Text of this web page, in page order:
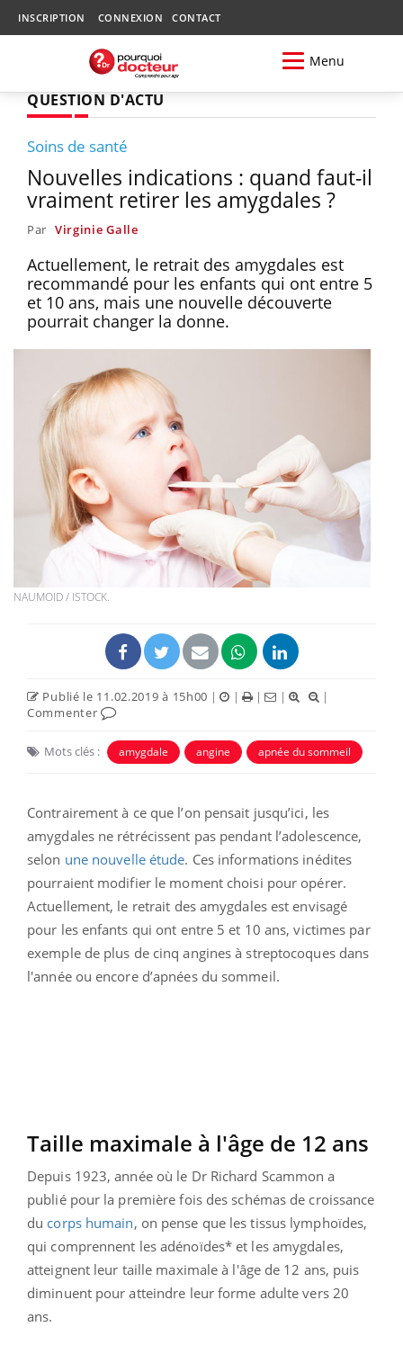
INSCRIPTION CONNEXION CONTACT
Menu
QUESTION D'ACTU
Soins de santé
Nouvelles indications : quand faut-il
vraiment retirer les amygdales ?
Par Virginie Galle
Actuellement, le retrait des amygdales est
recommandé pour les enfants qui ont entre 5
et 10 ans, mais une nouvelle découverte
pourrait changer la donne.
NAUMOID / ISTOCK.
Publié le 11.02.2019 à 15h00 | | | |
|
Commenter
Mots clés : amygdale angine apnée du sommeil
Contrairement à ce que l’on pensait jusqu’ici, les
amygdales ne rétrécissent pas pendant l’adolescence,
selon une nouvelle étude. Ces informations inédites
pourraient modifier le moment choisi pour opérer.
Actuellement, le retrait des amygdales est envisagé
pour les enfants qui ont entre 5 et 10 ans, victimes par
exemple de plus de cinq angines à streptocoques dans
l'année ou encore d’apnées du sommeil.
Taille maximale à l'âge de 12 ans
Depuis 1923, année où le Dr Richard Scammon a
publié pour la première fois des schémas de croissance
du corps humain, on pense que les tissus lymphoïdes,
qui comprennent les adénoïdes* et les amygdales,
atteignent leur taille maximale à l'âge de 12 ans, puis
diminuent pour atteindre leur forme adulte vers 20
ans.